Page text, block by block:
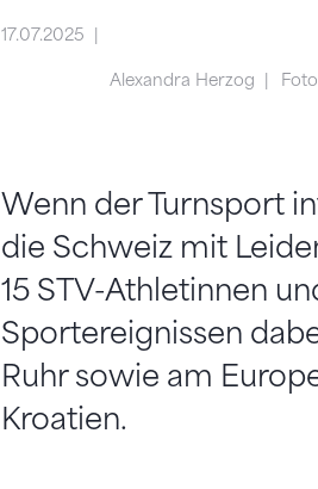
17.07.2025
Alexandra Herzog
Wenn der Turnsport
die Schweiz mit
15 STV-Athletinnen
Sportereignissen
Ruhr sowie am
Kroatien.